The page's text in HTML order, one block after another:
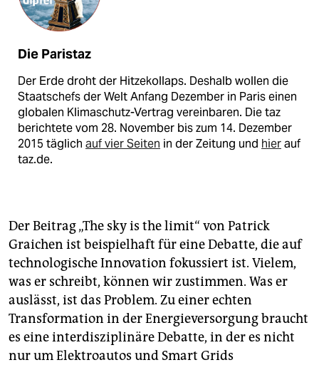
Die Paristaz
Der Erde droht der Hitzekollaps. Deshalb wollen die
Staatschefs der Welt Anfang Dezember in Paris einen
globalen Klimaschutz-Vertrag vereinbaren. Die taz
berichtete vom 28. November bis zum 14. Dezember
2015 täglich auf vier Seiten in der Zeitung und hierauf
taz.de.
Der Beitrag „The sky is the limit“ von Patrick
Graichen ist beispielhaft für eine Debatte, die auf
technologische Innovation fokussiert ist. Vielem,
was er schreibt, können wir zustimmen. Was er
auslässt, ist das Problem. Zu einer echten
Transformation in der Energieversorgung braucht
es eine interdisziplinäre Debatte, in der es nicht
nur um Elektroautos und Smart Grids